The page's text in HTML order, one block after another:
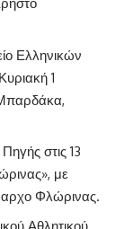
Ελληνικών
1
στις 13
με
Φλώρινας.
Αθλητικού